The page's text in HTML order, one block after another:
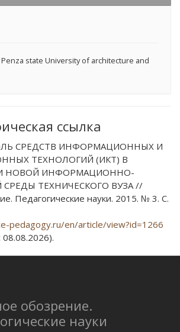
Penza state University of architecture and
ссылка
СРЕДСТВ ИНФОРМАЦИОННЫХ И
ТЕХНОЛОГИЙ (ИКТ) В
НОВОЙ ИНФОРМАЦИОННО-
ТЕХНИЧЕСКОГО ВУЗА //
Педагогические науки. 2015. № 3. С.
pedagogy.ru/en/article/view?id=1266
обозрение.
науки